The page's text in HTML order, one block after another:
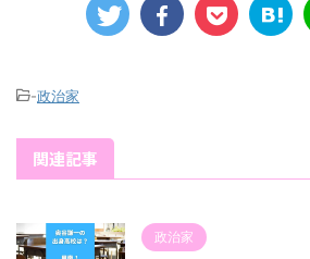
-政治家
関連記事
政治家